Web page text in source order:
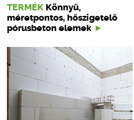
TERMÉK Könnyű,
méretpontos, hőszigetelő
pórusbeton elemek